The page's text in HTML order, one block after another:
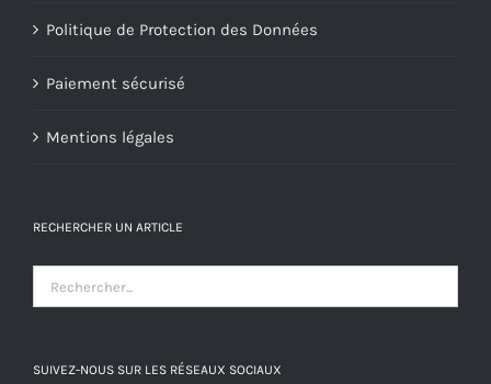
Politique de Protection des Données
Paiement sécurisé
Mentions légales
RECHERCHER UN ARTICLE
SUIVEZ-NOUS SUR LES RÉSEAUX SOCIAUX